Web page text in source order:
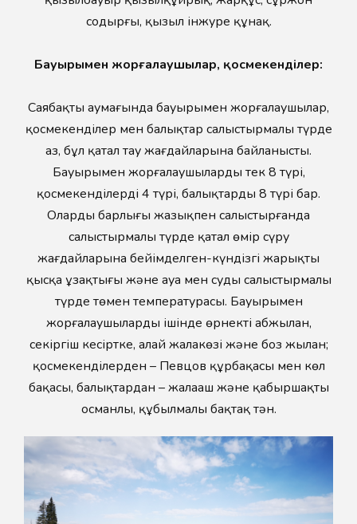
содырғы, қызыл інжурең құнақ.
Бауырымен жорғалаушылар, қосмекенділер:
Саябақтың аумағында бауырымен жорғалаушылар,
қосмекенділер мен балықтар салыстырмалы түрде
аз, бұл қатал тау жағдайларына байланысты.
Бауырымен жорғалаушылардың тек 8 түрі,
қосмекенділердің 4 түрі, балықтардың 8 түрі бар.
Олардың барлығы жазықпен салыстырғанда
салыстырмалы түрде қатал өмір сүру
жағдайларына бейімделген-күндізгі жарықтың
қысқа ұзақтығы және ауа мен судың салыстырмалы
түрде төмен температурасы. Бауырымен
жорғалаушылардың ішінде өрнекті абжылан,
секіргіш кесіртке, алай жалаңкөзі және боз жылан;
қосмекенділерден – Певцов құрбақасы мен көл
бақасы, балықтардан – жалаңаш және қабыршақты
османлы, құбылмалы бақтақ тән.